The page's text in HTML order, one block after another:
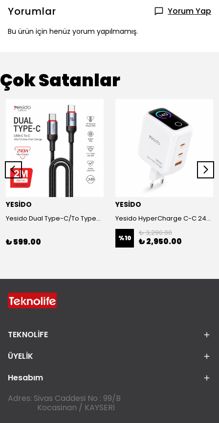
Yorumlar Yorum Yap
Bu ürün için henüz yorum yapılmamış.
Çok Satanlar
YESİDO
Yesido Dual Type-C/To Type-C 48V/5A Süper Hızlı Şarj ve Veri Kablo
₺ 599.00
YESİDO
Yesido HyperCharge C-C 240W akıllı adaptör
%10
₺ 3,290.00
₺ 2,950.00
TEKNOLİFE
ÜYELİK
Hesabım
Adres: Sivas Caddesi No : 99/B
Kocasinan / KAYSERİ